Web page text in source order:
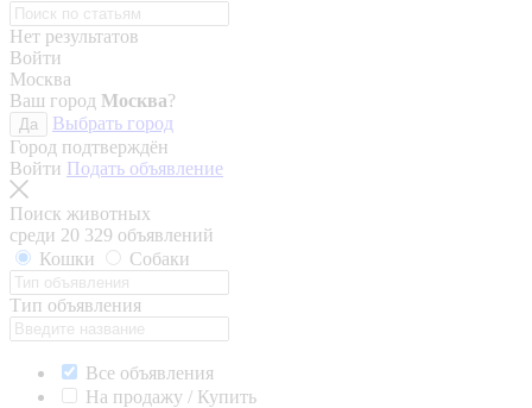
Нет результатов
Войти
Москва
Ваш город Москва?
Да
Выбрать город
Город подтверждён
Войти Подать объявление
Поиск животных
среди 20 329 объявлений
Кошки
Собаки
Тип объявления
Все объявления
На продажу / Купить